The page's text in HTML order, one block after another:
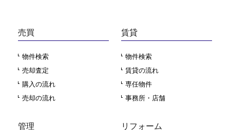
売買
物件検索
売却査定
購入の流れ
売却の流れ
賃貸
物件検索
賃貸の流れ
専任物件
事務所・店舗
管理 リフォーム